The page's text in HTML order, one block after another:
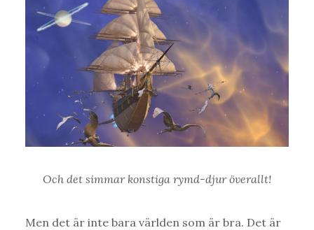
Och det simmar konstiga rymd-djur överallt!
Men det är inte bara världen som är bra. Det är